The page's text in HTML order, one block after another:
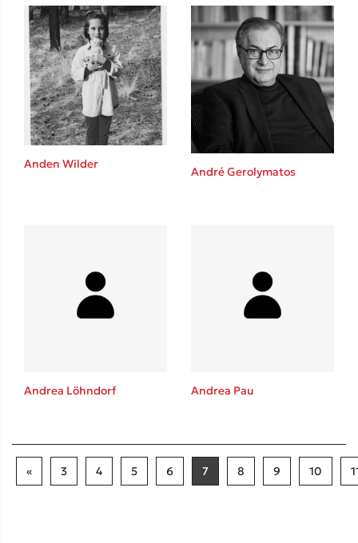
Anden Wilder
André Gerolymatos
Andrea Löhndorf Andrea Pau
« 3 4 5 6 7 8 9 10